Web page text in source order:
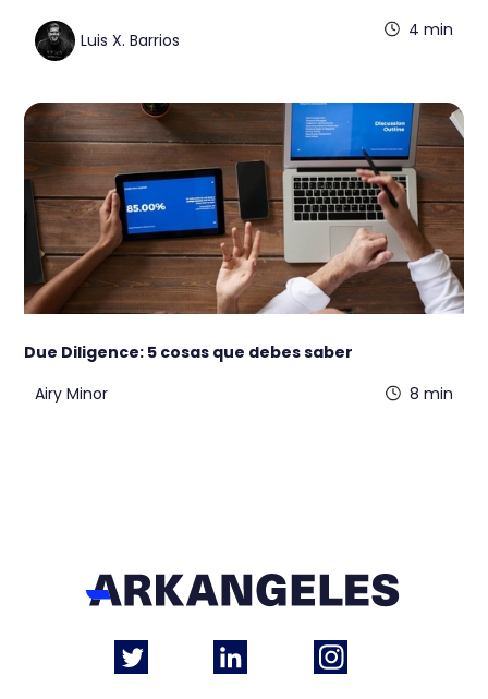
Luis X. Barrios
4 min
Due Diligence: 5 cosas que debes saber
Airy Minor
8 min